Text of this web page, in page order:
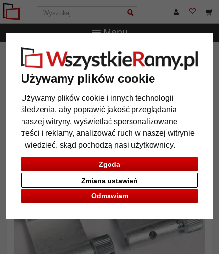
Używamy plików cookie
Używamy plików cookie i innych technologii
śledzenia, aby poprawić jakość przeglądania
naszej witryny, wyświetlać spersonalizowane
treści i reklamy, analizować ruch w naszej witrynie
i wiedzieć, skąd pochodzą nasi użytkownicy.
Zgoda
Odmawiam
Zmiana ustawień
Menu
WszystkieRamy.pl Akcesoria
Akcesoria do szyn
galeryjnych
50 szt. aluminowych haków do obrazów (max.
ciężar 5 kg)
50 szt. aluminowych haków do
obrazów (max. ciężar 5 kg)